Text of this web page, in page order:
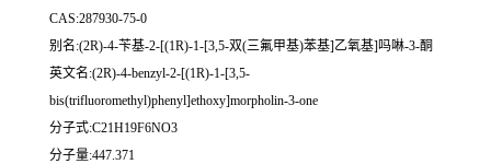
CAS:287930-75-0
别名:(2R)-4-苄基-2-[(1R)-1-[3,5-双(三氟甲基)苯基]乙氧基]吗啉-3-酮
英文名:(2R)-4-benzyl-2-[(1R)-1-[3,5-
bis(trifluoromethyl)phenyl]ethoxy]morpholin-3-one
分子式:C21H19F6NO3
分子量:447.371